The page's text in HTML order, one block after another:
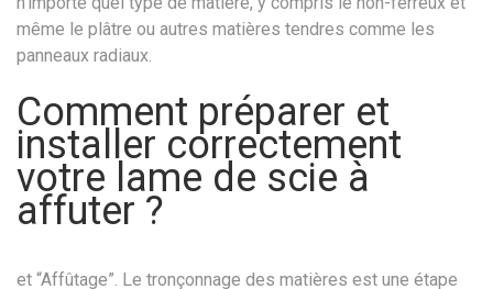
même le plâtre ou autres matières tendres comme les
panneaux radiaux.
Comment préparer et
installer correctement
votre lame de scie à
affuter ?
et “Affûtage”. Le tronçonnage des matières est une étape